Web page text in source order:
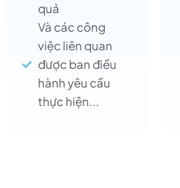
quả
Và các công
việc liên quan
được ban điều
hành yêu cầu
thực hiện...